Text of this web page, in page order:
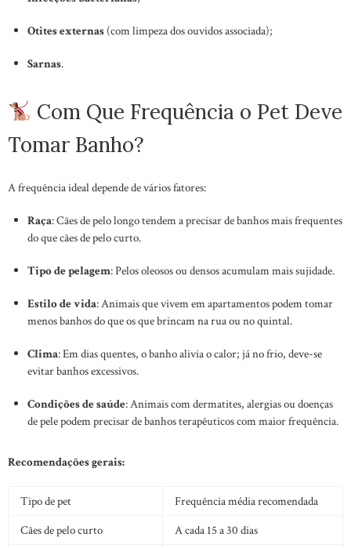
Otites externas (com limpeza dos ouvidos associada);
Sarnas.
Com Que Frequência o Pet Deve
Tomar Banho?
A frequência ideal depende de vários fatores:
Raça: Cães de pelo longo tendem a precisar de banhos mais frequentes
do que cães de pelo curto.
Tipo de pelagem: Pelos oleosos ou densos acumulam mais sujidade.
Estilo de vida: Animais que vivem em apartamentos podem tomar
menos banhos do que os que brincam na rua ou no quintal.
Clima: Em dias quentes, o banho alivia o calor; já no frio, deve-se
evitar banhos excessivos.
Condições de saúde: Animais com dermatites, alergias ou doenças
de pele podem precisar de banhos terapêuticos com maior frequência.
Recomendações gerais:
Tipo de pet
Frequência média recomendada
Cães de pelo curto
A cada 15 a 30 dias